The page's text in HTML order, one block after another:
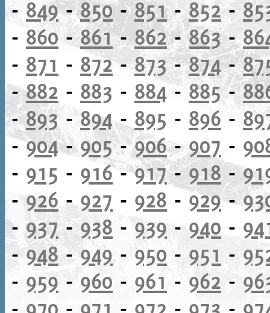
- 849-850-851- 852-
- 860 -861- 862-863-
- 871 - 872-873-874-
-882 - 883 - 884- 885-
-893-894- 895 - 896 -
-904-905-906-907 -
- 915 - 916-917-918 -
-926 - 927 - 928 - 929-
- 937-938 - 939- 940 -
-948-949 - 950 - 951 -
- 959 - 960 - 961 - 962 -